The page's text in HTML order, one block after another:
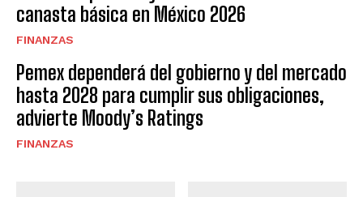
canasta básica en México 2026
FINANZAS
Pemex dependerá del gobierno y del mercado
hasta 2028 para cumplir sus obligaciones,
advierte Moody’s Ratings
FINANZAS